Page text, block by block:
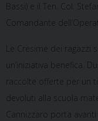
Bassi) e il Ten. Col.
Comandante
Le Cresime dei ragazzi
un’iniziativa benefica.
raccolte offerte per un
devoluti alla scuola
Cannizzaro porta